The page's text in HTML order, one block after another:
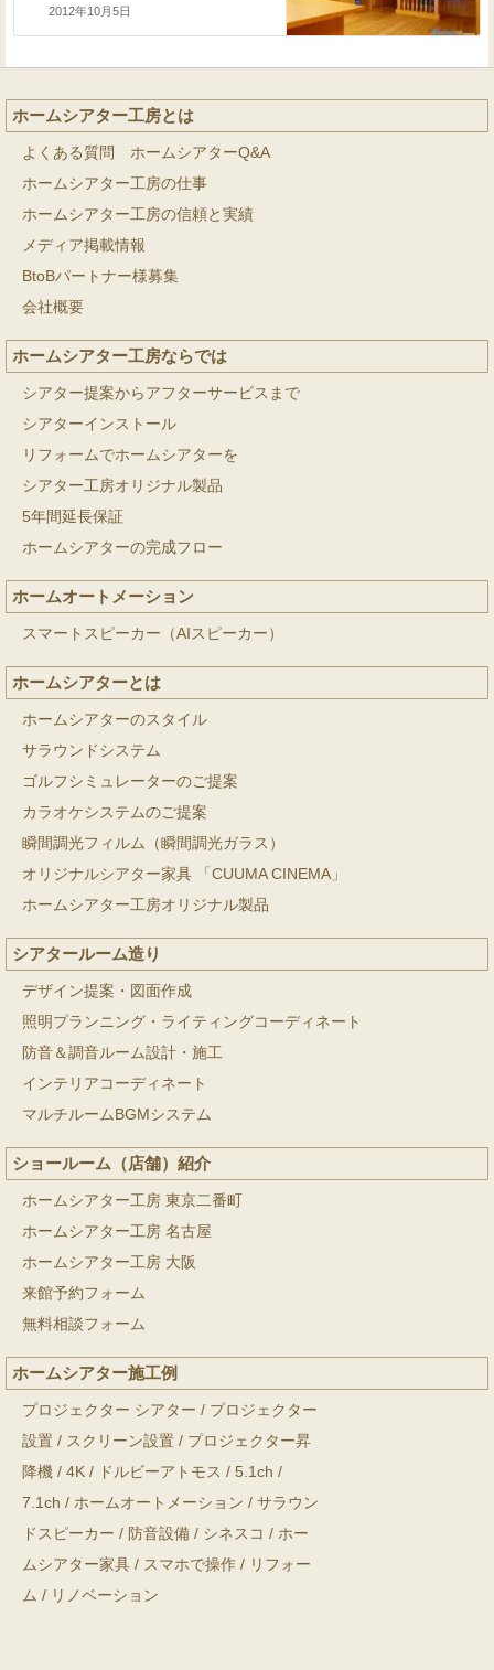
2012年10月5日
ホームシアター工房とは
よくある質問 ホームシアターQ&A
ホームシアター工房の仕事
ホームシアター工房の信頼と実績
メディア掲載情報
BtoBパートナー様募集
会社概要
ホームシアター工房ならでは
シアター提案からアフターサービスまで
シアターインストール
リフォームでホームシアターを
シアター工房オリジナル製品
5年間延長保証
ホームシアターの完成フロー
ホームオートメーション
スマートスピーカー（AIスピーカー）
ホームシアターとは
ホームシアターのスタイル
サラウンドシステム
ゴルフシミュレーターのご提案
カラオケシステムのご提案
瞬間調光フィルム（瞬間調光ガラス）
オリジナルシアター家具 「CUUMA CINEMA」
ホームシアター工房オリジナル製品
シアタールーム造り
デザイン提案・図面作成
照明プランニング・ライティングコーディネート
防音＆調音ルーム設計・施工
インテリアコーディネート
マルチルームBGMシステム
ショールーム（店舗）紹介
ホームシアター工房 東京二番町
ホームシアター工房 名古屋
ホームシアター工房 大阪
来館予約フォーム
無料相談フォーム
ホームシアター施工例
プロジェクター シアター / プロジェクター
設置 / スクリーン設置 / プロジェクター昇
降機 / 4K / ドルビーアトモス / 5.1ch /
7.1ch / ホームオートメーション / サラウン
ドスピーカー / 防音設備 / シネスコ / ホー
ムシアター家具 / スマホで操作 / リフォー
ム / リノベーション